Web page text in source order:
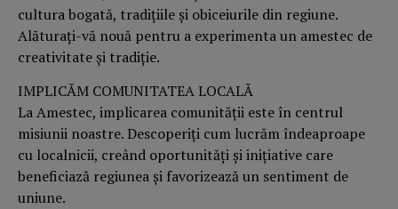
cultura bogată, tradițiile și obiceiurile din regiune.
Alăturați-vă nouă pentru a experimenta un amestec de
creativitate și tradiție.
IMPLICĂM COMUNITATEA LOCALĂ
La Amestec, implicarea comunității este în centrul
misiunii noastre. Descoperiți cum lucrăm îndeaproape
cu localnicii, creând oportunități și inițiative care
beneficiază regiunea și favorizează un sentiment de
uniune.